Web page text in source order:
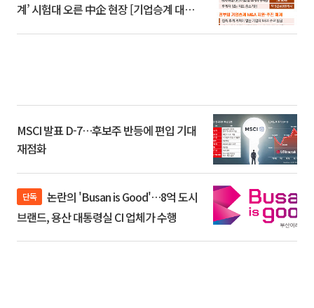
계’ 시험대 오른 中企 현장 [기업승계 대전
MSCI 발표 D-7…후보주 반등에 편입 기대
재점화
단독
브랜드, 용산 대통령실 CI 업체가 수행